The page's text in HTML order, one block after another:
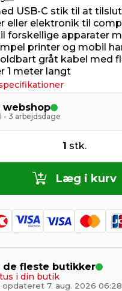
USB-C stik til at
eller elektronik til
forskellige apparater
printer og mobil
gråt kabel med
1 meter langt
webshop
- 3 arbejdsdage
1 stk.
Læg i kurv
de fleste butikker
i din butik
opdateret 7. aug. 2026 06:28